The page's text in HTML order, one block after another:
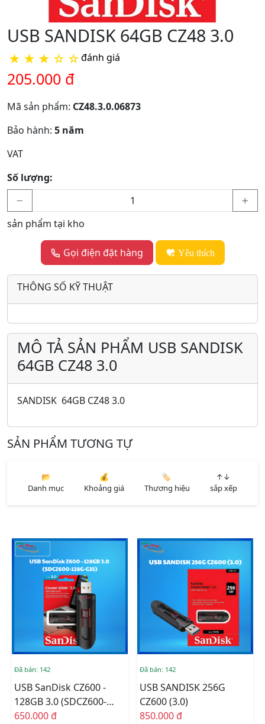
USB SANDISK 64GB CZ48 3.0
★ ★ ★ ☆ ☆đánh giá
205.000 đ
Mã sản phẩm: CZ48.3.0.06873
Bảo hành: 5 năm
VAT
Số lượng:
sản phẩm tại kho
Gọi điện đặt hàng Yêu thích
THÔNG SỐ KỸ THUẬT
MÔ TẢ SẢN PHẨM USB SANDISK
64GB CZ48 3.0
SANDISK 64GB CZ48 3.0
SẢN PHẨM TƯƠNG TỰ
📂
Danh mục
💰
Khoảng giá
🏷️
Thương hiệu
↑↓
sắp xếp
Đã bán: 142
USB SanDisk CZ600 -
128GB 3.0 (SDCZ600-
128G-G35)
650.000 đ
Đã bán: 142
USB SANDISK 256G
CZ600 (3.0)
850.000 đ